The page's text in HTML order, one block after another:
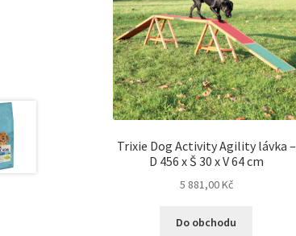
Trixie Dog Activity Agility lávka –
D 456 x Š 30 x V 64 cm
5 881,00Kč
Do obchodu